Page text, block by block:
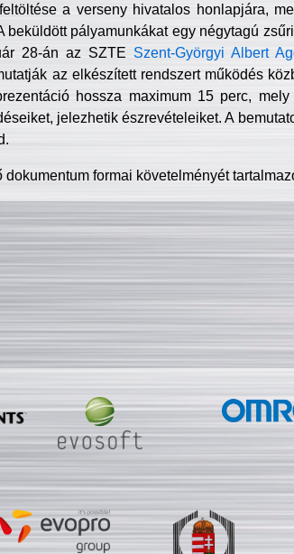
a verseny hivatalos honlapjára,
beküldött pályamunkákat egy négytagú
28-án az SZTE Szent-Györgyi Albert
az elkészített rendszert működés
hossza maximum 15 perc,
jelezhetik észrevételeiket. A
dokumentum formai követelményét